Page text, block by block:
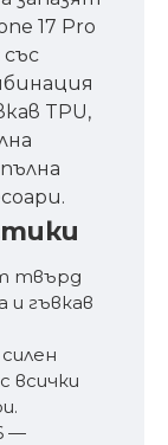
17 Pro
TPU,
твърд
и гъвкав
всички
—